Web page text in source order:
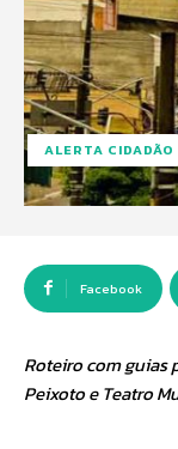
ALERTA CIDADÃO
Facebook
Roteiro com guias
Peixoto e Teatro